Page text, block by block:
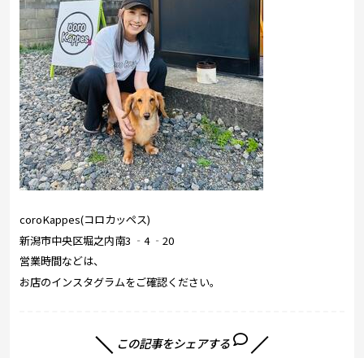
coroKappes(コロカッペス)
新潟市中央区堀之内南3 ‐4 ‐20
営業時間などは、
お店のインスタグラムをご確認ください。
この記事をシェアする